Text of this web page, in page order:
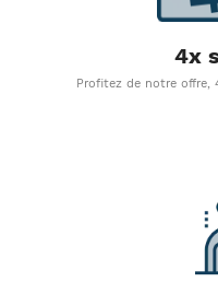
4x
Profitez de notre offre,